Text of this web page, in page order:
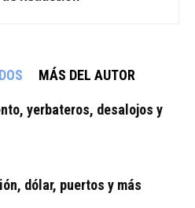
MÁS DEL AUTOR
yerbateros, desalojos y
dólar, puertos y más